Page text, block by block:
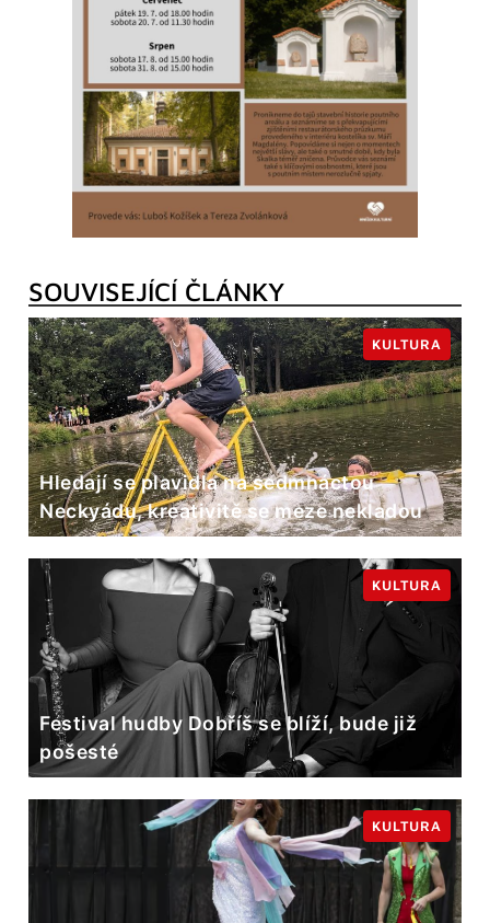
SOUVISEJÍCÍ ČLÁNKY
Hledají se plavidla na sedmnáctou
Neckyádu, kreativitě se meze nekladou
KULTURA
Festival hudby Dobříš se blíží, bude již
pošesté
KULTURA
KULTURA